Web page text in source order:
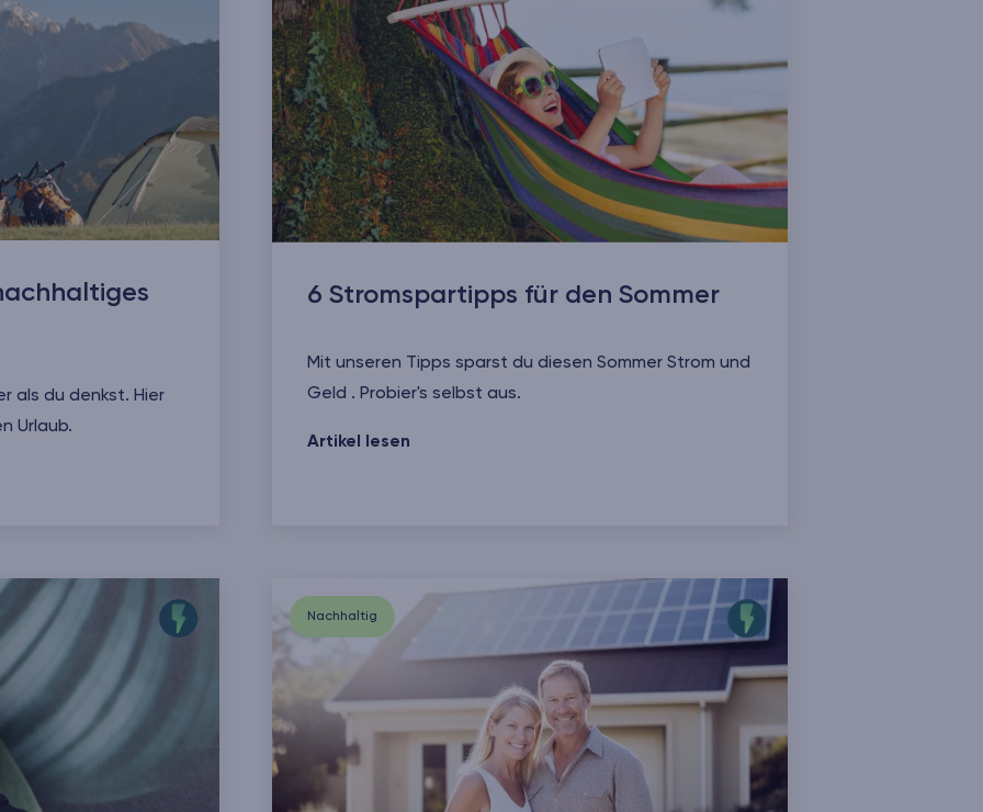
als du denkst. Hier
Urlaub.
Reisen
6 Stromspartipps für den Sommer
Mit unseren Tipps sparst du diesen Sommer Strom und
Geld . Probier's selbst aus.
6 Stromspartipps für den Sommer
Artikel lesen
Nachhaltig